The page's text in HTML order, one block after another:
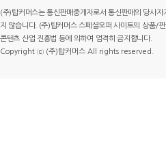
(주)탑커머스는 통신판매중개자로서 통신판매의 당사
지 않습니다. (주)탑커머스 스페셜오퍼 사이트의 상품/
콘텐츠 산업 진흥법 등에 의하여 엄격히 금지합니다.
Copyright ⓒ (주)탑커머스 All rights reserved.